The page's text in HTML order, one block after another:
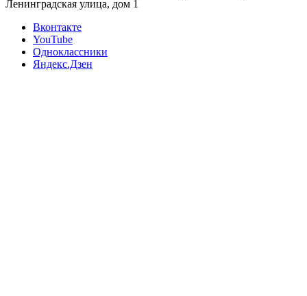
Ленинградская улица, дом 1
Вконтакте
YouTube
Одноклассники
Яндекс.Дзен